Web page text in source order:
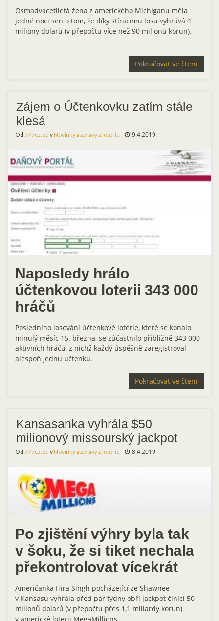
Osmadvacetiletá žena z amerického Michiganu měla
jedné noci sen o tom, že díky stíracímu losu vyhrává 4
miliony dolarů (v přepočtu více než 90 milionů korun).
Pokračovat ve čtení
Zájem o Účtenkovku zatím stále
klesá
Od 777cz.eu vNovinky a zprávy z loterie 9.4.2019
Naposledy hrálo
účtenkovou loterii 343 000
hráčů
Posledního losování účtenkové loterie, které se konalo
minulý měsíc 15. března, se zúčastnilo přibližně 343 000
aktivních hráčů, z nichž každý úspěšně zaregistroval
alespoň jednu účtenku.
Pokračovat ve čtení
Kansasanka vyhrála $50
milionový missourský jackpot
Od 777cz.eu vNovinky a zprávy z loterie 8.4.2019
Po zjištění výhry byla tak
v šoku, že si tiket nechala
překontrolovat vícekrát
Američanka Hira Singh pocházející ze Shawnee
v Kansasu vyhrála před pár týdny obří jackpot činící 50
milionů dolarů (v přepočtu přes 1,1 miliardy korun)
v americké loterii MegaMillions.